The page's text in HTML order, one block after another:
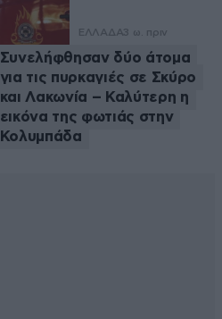
ΕΛΛΑΔΑ3 ω. πριν
Συνελήφθησαν δύο άτομα
για τις πυρκαγιές σε Σκύρο
και Λακωνία – Καλύτερη η
εικόνα της φωτιάς στην
Κολυμπάδα